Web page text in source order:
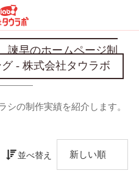
諫早のホームページ制
- 株式会社タウラボ
シの制作実績を紹介します。
並べ替え